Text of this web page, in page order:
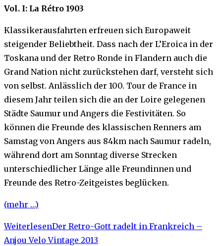
Vol. I: La Rétro 1903
Klassikerausfahrten erfreuen sich Europaweit
steigender Beliebtheit. Dass nach der L’Eroica in der
Toskana und der Retro Ronde in Flandern auch die
Grand Nation nicht zurückstehen darf, versteht sich
von selbst. Anlässlich der 100. Tour de France in
diesem Jahr teilen sich die an der Loire gelegenen
Städte Saumur und Angers die Festivitäten. So
können die Freunde des klassischen Renners am
Samstag von Angers aus 84km nach Saumur radeln,
während dort am Sonntag diverse Strecken
unterschiedlicher Länge alle Freundinnen und
Freunde des Retro-Zeitgeistes beglücken.
(mehr …)
WeiterlesenDer Retro-Gott radelt in Frankreich –
Anjou Velo Vintage 2013